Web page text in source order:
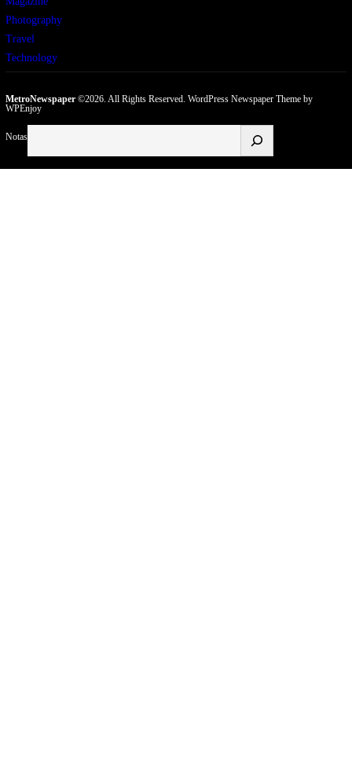
Photography
Travel
Technology
MetroNewspaper©2026. All Rights Reserved. WordPress Newspaper Themeby
WPEnjoy
Notas